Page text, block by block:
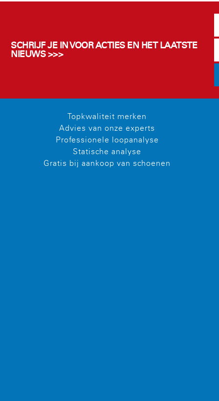
SCHRIJF JE IN VOOR ACTIES EN HET LAATSTE
NIEUWS >>>
Topkwaliteit merken
Advies van onze experts
Professionele loopanalyse
Statische analyse
Gratis bij aankoop van schoenen